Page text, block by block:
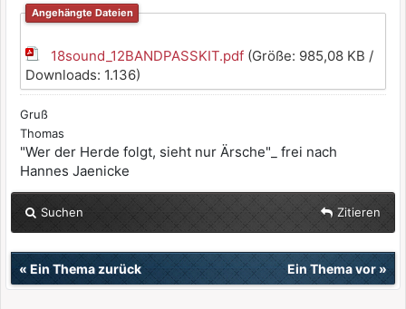
Angehängte Dateien
18sound_12BANDPASSKIT.pdf (Größe: 985,08 KB /
Downloads: 1.136)
Gruß
Thomas
"Wer der Herde folgt, sieht nur Ärsche"_ frei nach
Hannes Jaenicke
Suchen Zitieren
« Ein Thema zurück Ein Thema vor»